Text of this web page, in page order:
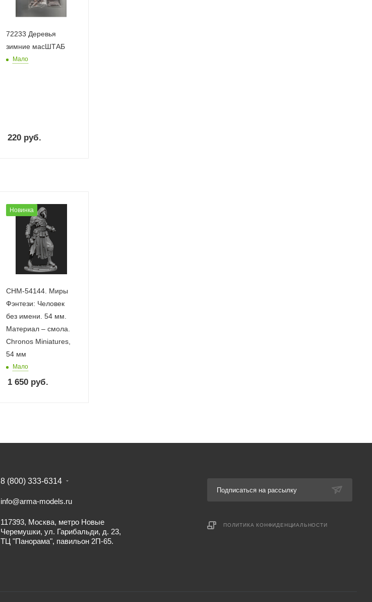
72233 Деревья
зимние масШТАБ
Мало
220 руб.
Новинка
CHM-54144. Миры
Фэнтези: Человек
без имени. 54 мм.
Материал – смола.
Chronos Miniatures,
54 мм
Мало
1 650 руб.
8 (800) 333-6314
info@arma-models.ru
117393, Москва, метро Новые
Черемушки, ул. Гарибальди, д. 23,
ТЦ "Панорама", павильон 2П-65.
Подписаться на рассылку
ПОЛИТИКА КОНФИДЕНЦИАЛЬНОСТИ